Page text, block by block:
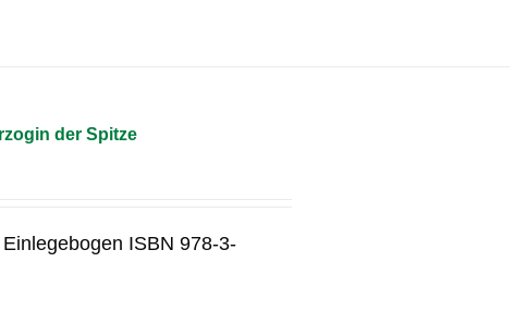
der Spitze
ISBN 978-3-